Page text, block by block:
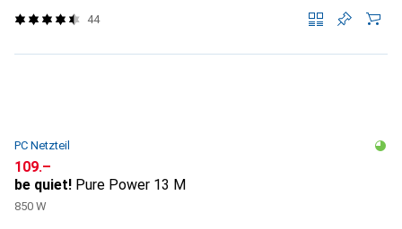
44
PC Netzteil
CHF
109.–
be quiet! Pure Power 13 M
850 W